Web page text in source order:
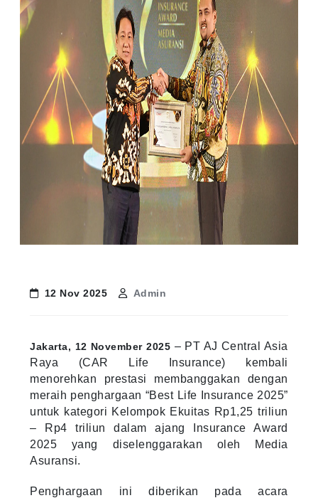
12 Nov 2025 Admin
Jakarta, 12 November 2025 – PT AJ Central Asia
Raya (CAR Life Insurance) kembali
menorehkan prestasi membanggakan dengan
meraih penghargaan “Best Life Insurance 2025”
untuk kategori Kelompok Ekuitas Rp1,25 triliun
– Rp4 triliun dalam ajang Insurance Award
2025 yang diselenggarakan oleh Media
Asuransi.
Penghargaan ini diberikan pada acara